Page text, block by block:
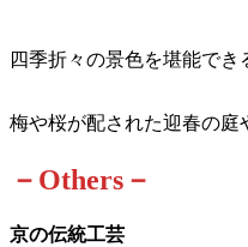
四季折々の景色を堪能で
梅や桜が配された迎春の庭
－Others－
京の伝統工芸